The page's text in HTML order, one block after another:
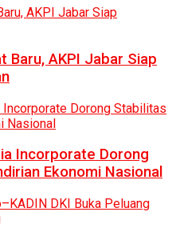
Baru, AKPI Jabar Siap
Incorporate Dorong
Ekonomi Nasional